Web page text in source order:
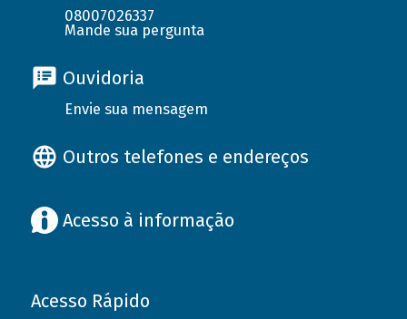
08007026337
Mande sua pergunta
Ouvidoria
Envie sua mensagem
Outros telefones e endereços
Acesso à informação
Acesso Rápido